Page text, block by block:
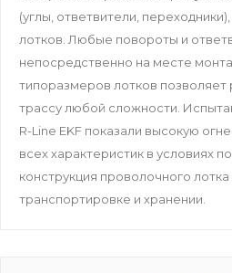
(углы, ответвители,
лотков. Любые повороты и
непосредственно на месте
типоразмеров лотков позволяет
трассу любой сложности.
R-Line EKF показали высокую
всех характеристик в условиях
конструкция проволочного
транспортировке и хранении.